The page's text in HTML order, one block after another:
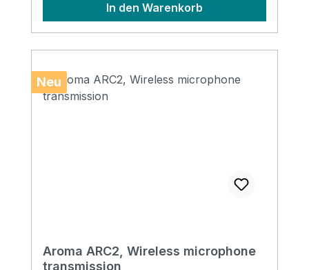
In den Warenkorb
Neu
Aroma ARC2, Wireless microphone
transmission